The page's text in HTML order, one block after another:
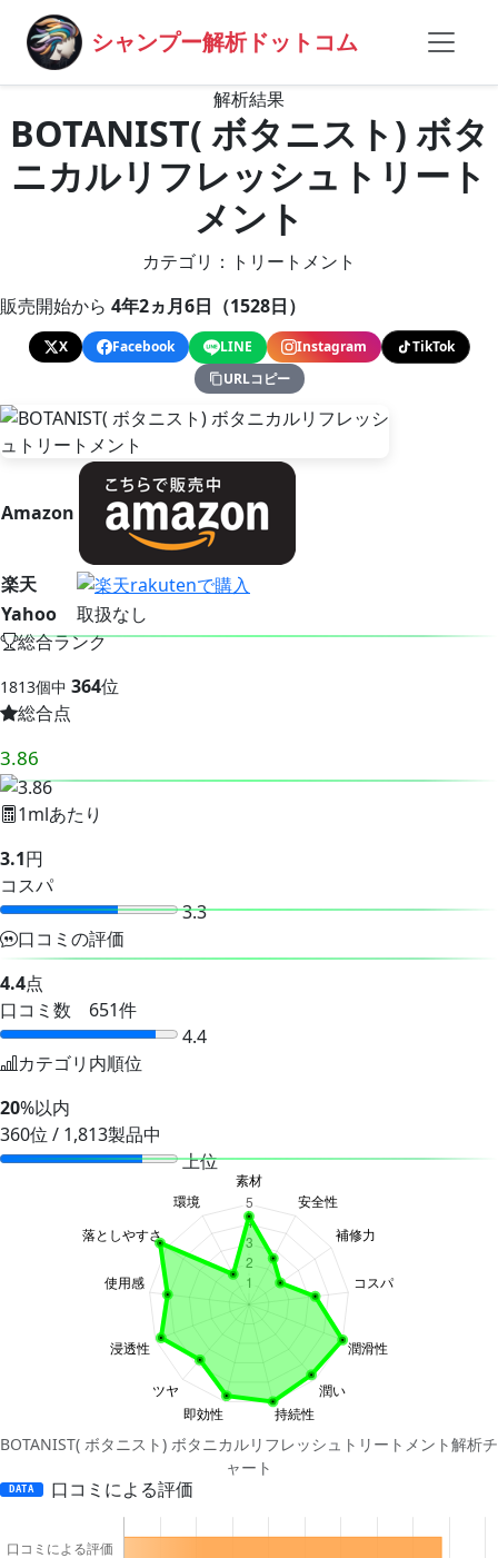
シャンプー解析ドットコム
解析結果
BOTANIST( ボタニスト) ボタ
ニカルリフレッシュトリート
メント
カテゴリ：トリートメント
販売開始から 4年2ヵ月6日（1528日）
X Facebook LINE Instagram
TikTok
URLコピー
Amazon
楽天
Yahoo
取扱なし
総合ランク
1813個中 364位
総合点
3.86
1mlあたり
3.1円
コスパ
3.3
口コミの評価
4.4点
口コミ数 651件
4.4
カテゴリ内順位
20%以内
360位 / 1,813製品中
上位
BOTANIST( ボタニスト) ボタニカルリフレッシュトリートメント解析チ
ャート
DATA 口コミによる評価